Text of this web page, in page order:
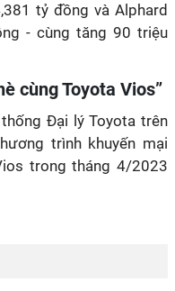
tỷ đồng và Alphard
- cùng tăng 90 triệu
cùng Toyota Vios”
Đại lý Toyota trên
trình khuyến mại
trong tháng 4/2023